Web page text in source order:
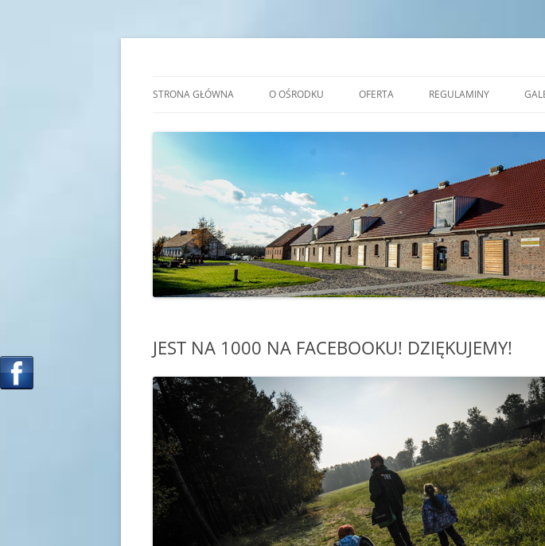
Przejdź
STRONA GŁÓWNA O OŚRODKU
KADRA
SALE EDUKACYJNE ALEJA NAUKI
SALA EKOSYSTEMÓW
SALA ZJAWISK
MOBILNE KINO
OGRÓD DYDAKTYCZNY
ZAJĘCIA TERENOWE
OFERTA
PRACOWNIA CERAMICZNA
REZERWAT FORMY
REGULAMINY
REGULAMIN POBYTU
TRANSGRANICZNYM
EDUKACJI EKOLOGICZNEJ
ZALESIU
JEST NA 1000 NA FACEBOOKU! DZIĘKUJEMY!